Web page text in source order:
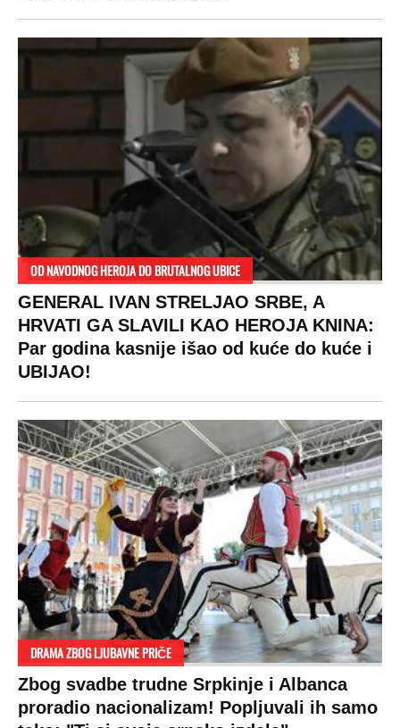
Politika
Hronika
Beograd
Zasadi drvo
Sudbine
SHOWBIZ
Rijaliti
Zvezde
Holivud
Kviz
Fudbal
Košarka
Tenis
Ostali sportovi
Navijači
Showtime
VIRALNO
Bizar
Svaštara
Tiktok
LIFESTYLE
Život
Stil
Ljubav
Kultura
SVET
Planeta
Globalno zagrevanje
Makedonija
Auto
MONDO INC.
Impressum
Kontakt
Politika privatnosti
Privacy policy
Terms of service
Prijatelji sajta
Pratite nas na: